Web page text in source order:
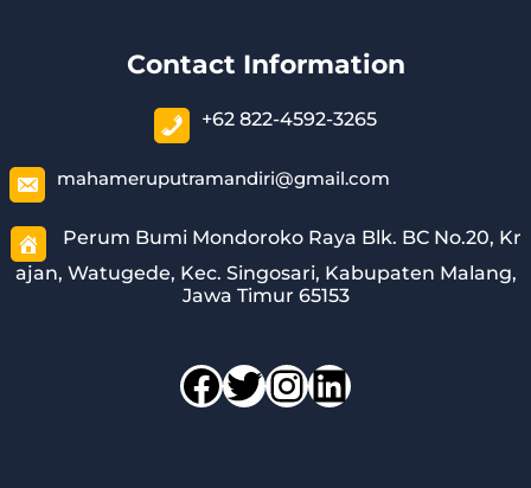
Contact Information
+62 822-4592-3265
mahameruputramandiri@gmail.com
Perum Bumi Mondoroko Raya Blk. BC No.20, Kr
ajan, Watugede, Kec. Singosari, Kabupaten Malang,
Jawa Timur 65153
Facebook
Twitter
Instagram
LinkedIn